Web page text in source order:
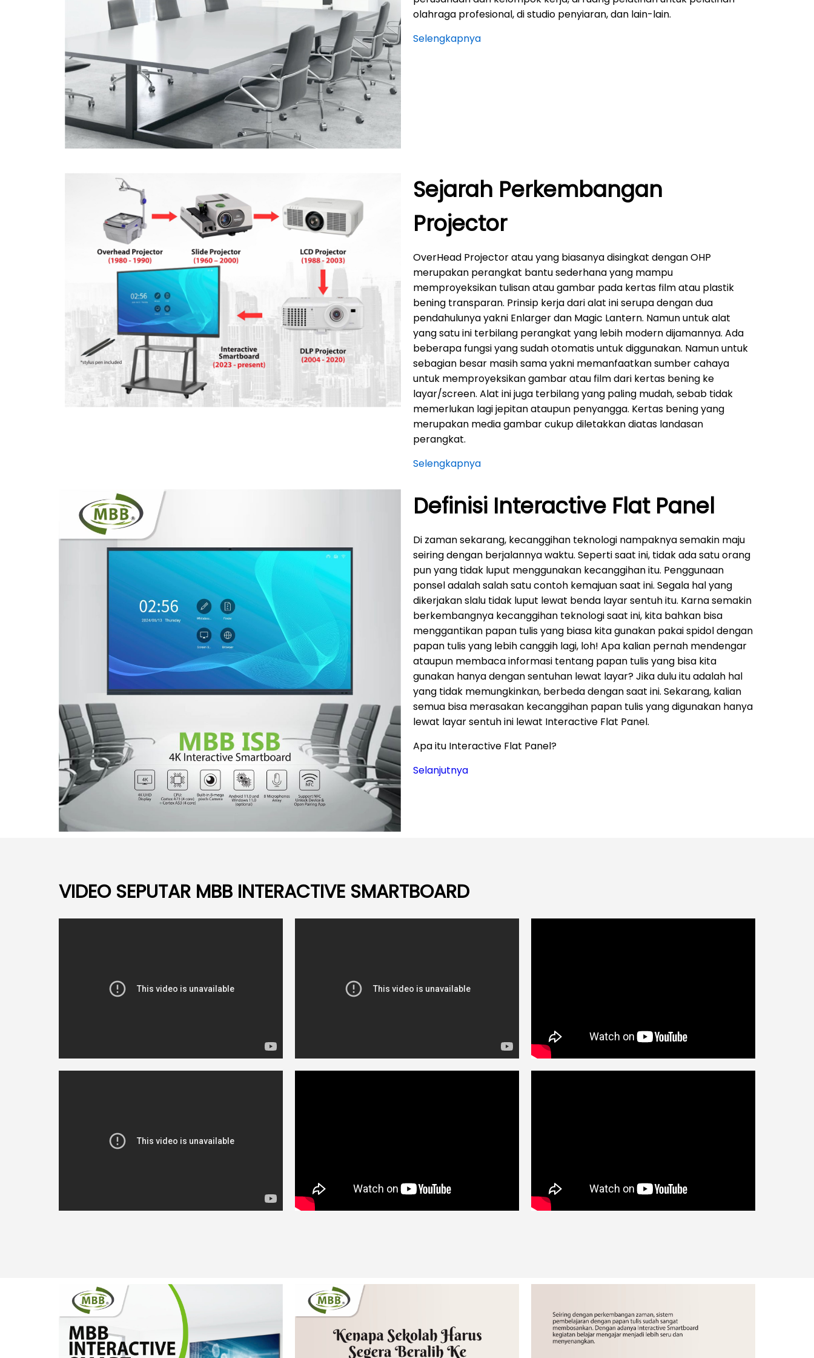
olahraga profesional, di studio penyiaran, dan lain-lain.
Selengkapnya
Sejarah Perkembangan
Projector
OverHead Projector atau yang biasanya disingkat dengan OHP
merupakan perangkat bantu sederhana yang mampu
memproyeksikan tulisan atau gambar pada kertas film atau plastik
bening transparan. Prinsip kerja dari alat ini serupa dengan dua
pendahulunya yakni Enlarger dan Magic Lantern. Namun untuk alat
yang satu ini terbilang perangkat yang lebih modern dijamannya. Ada
beberapa fungsi yang sudah otomatis untuk diggunakan. Namun untuk
sebagian besar masih sama yakni memanfaatkan sumber cahaya
untuk memproyeksikan gambar atau film dari kertas bening ke
layar/screen. Alat ini juga terbilang yang paling mudah, sebab tidak
memerlukan lagi jepitan ataupun penyangga. Kertas bening yang
merupakan media gambar cukup diletakkan diatas landasan
perangkat.
Selengkapnya
Definisi Interactive Flat Panel
Di zaman sekarang, kecanggihan teknologi nampaknya semakin maju
seiring dengan berjalannya waktu. Seperti saat ini, tidak ada satu orang
pun yang tidak luput menggunakan kecanggihan itu. Penggunaan
ponsel adalah salah satu contoh kemajuan saat ini. Segala hal yang
dikerjakan slalu tidak luput lewat benda layar sentuh itu. Karna semakin
berkembangnya kecanggihan teknologi saat ini, kita bahkan bisa
menggantikan papan tulis yang biasa kita gunakan pakai spidol dengan
papan tulis yang lebih canggih lagi, loh! Apa kalian pernah mendengar
ataupun membaca informasi tentang papan tulis yang bisa kita
gunakan hanya dengan sentuhan lewat layar? Jika dulu itu adalah hal
yang tidak memungkinkan, berbeda dengan saat ini. Sekarang, kalian
semua bisa merasakan kecanggihan papan tulis yang digunakan hanya
lewat layar sentuh ini lewat Interactive Flat Panel.
Apa itu Interactive Flat Panel?
Selanjutnya
VIDEO SEPUTAR MBB INTERACTIVE SMARTBOARD